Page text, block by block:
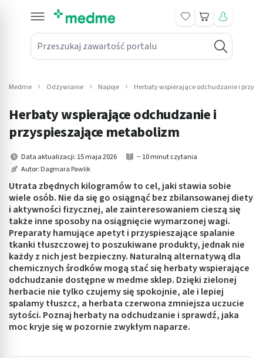
Przeszukaj zawartość portalu
Koszyk
submenu: Leki na receptę
submenu: Mama i dziecko
submenu: Kosmetyki
submenu: Higiena
submenu: Sprzęt medyczny
submenu: Intymne
submenu: Wellness
Medme Odżywianie Napoje Herbaty wspierające odchudzanie i
Herbaty wspierające odchudzanie i
przyspieszające metabolizm
Data aktualizacji: 15 maja 2026
~ 10 minut czytania
Autor: Dagmara Pawlik
Utrata zbędnych kilogramów to cel, jaki stawia sobie
wiele osób. Nie da się go osiągnąć bez zbilansowanej diety
i aktywności fizycznej, ale zainteresowaniem cieszą się
także inne sposoby na osiągnięcie wymarzonej wagi.
Preparaty hamujące apetyt i przyspieszające spalanie
tkanki tłuszczowej to poszukiwane produkty, jednak nie
każdy z nich jest bezpieczny. Naturalną alternatywą dla
chemicznych środków mogą stać się herbaty wspierające
odchudzanie dostępne w medme sklep. Dzięki zielonej
herbacie nie tylko czujemy się spokojnie, ale i lepiej
spalamy tłuszcz, a herbata czerwona zmniejsza uczucie
sytości. Poznaj herbaty na odchudzanie i sprawdź, jaka
moc kryje się w pozornie zwykłym naparze.